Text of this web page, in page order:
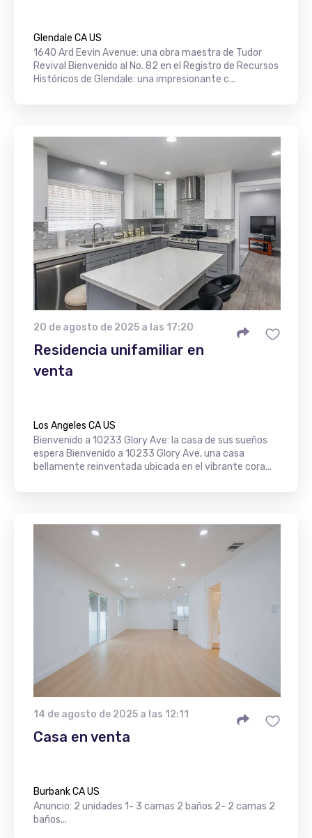
Glendale CA US
1640 Ard Eevin Avenue: una obra maestra de Tudor
Revival Bienvenido al No. 82 en el Registro de Recursos
Históricos de Glendale: una impresionante c...
20 de agosto de 2025 a las 17:20
Residencia unifamiliar en
venta
Los Angeles CA US
Bienvenido a 10233 Glory Ave: la casa de sus sueños
espera Bienvenido a 10233 Glory Ave, una casa
bellamente reinventada ubicada en el vibrante cora...
14 de agosto de 2025 a las 12:11
Casa en venta
Burbank CA US
Anuncio: 2 unidades 1- 3 camas 2 baños 2- 2 camas 2
baños...